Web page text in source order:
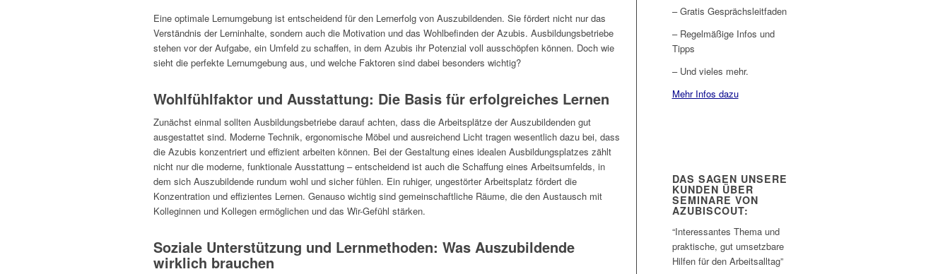
Eine optimale Lernumgebung ist entscheidend für den Lernerfolg von Auszubildenden. Sie fördert nicht nur das
Verständnis der Lerninhalte, sondern auch die Motivation und das Wohlbefinden der Azubis. Ausbildungsbetriebe
stehen vor der Aufgabe, ein Umfeld zu schaffen, in dem Azubis ihr Potenzial voll ausschöpfen können. Doch wie
sieht die perfekte Lernumgebung aus, und welche Faktoren sind dabei besonders wichtig?
Wohlfühlfaktor und Ausstattung: Die Basis für erfolgreiches Lernen
Zunächst einmal sollten Ausbildungsbetriebe darauf achten, dass die Arbeitsplätze der Auszubildenden gut
ausgestattet sind. Moderne Technik, ergonomische Möbel und ausreichend Licht tragen wesentlich dazu bei, dass
die Azubis konzentriert und effizient arbeiten können. Bei der Gestaltung eines idealen Ausbildungsplatzes zählt
nicht nur die moderne, funktionale Ausstattung – entscheidend ist auch die Schaffung eines Arbeitsumfelds, in
dem sich Auszubildende rundum wohl und sicher fühlen. Ein ruhiger, ungestörter Arbeitsplatz fördert die
Konzentration und effizientes Lernen. Genauso wichtig sind gemeinschaftliche Räume, die den Austausch mit
Kolleginnen und Kollegen ermöglichen und das Wir-Gefühl stärken.
Soziale Unterstützung und Lernmethoden: Was Auszubildende
wirklich brauchen
– Gratis Gesprächsleitfaden
– Regelmäßige Infos und
Tipps
– Und vieles mehr.
Mehr Infos dazu
DAS SAGEN UNSERE
KUNDEN ÜBER
SEMINARE VON
AZUBISCOUT:
“Interessantes Thema und
praktische, gut umsetzbare
Hilfen für den Arbeitsalltag”